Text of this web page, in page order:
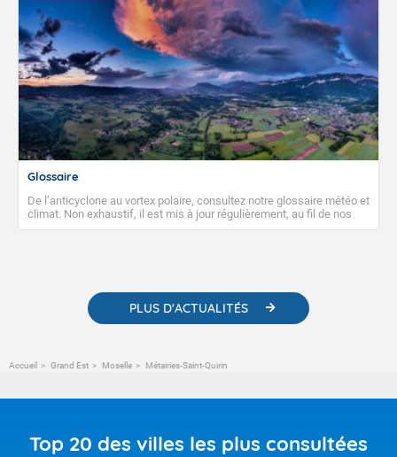
Glossaire
De l’anticyclone au vortex polaire, consultez notre glossaire météo et
climat. Non exhaustif, il est mis à jour régulièrement, au fil de nos
publications. Vous y trouverez également des liens utiles vers nos
PLUS D'ACTUALITÉS
Accueil Grand Est Moselle Métairies-Saint-Quirin
Top 20 des villes les plus consultées